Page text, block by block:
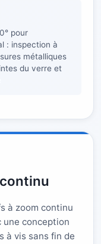
pour
: inspection à
métalliques
du verre et
à zoom continu
une conception
à vis sans fin de